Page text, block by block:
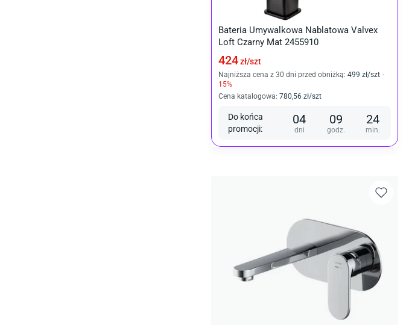
Bateria Umywalkowa Nablatowa Valvex
Loft Czarny Mat 2455910
424zł/szt
Najniższa cena z 30 dni przed obniżką: 499 zł/szt -
15%
Cena katalogowa: 780,56 zł/szt
Do końca
promocji:
04
dni
09
godz.
24
min.